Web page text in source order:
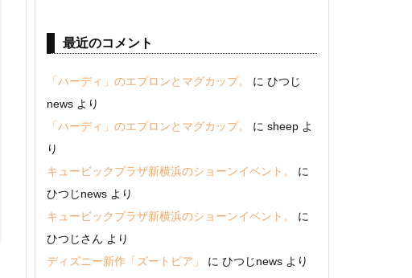
最近のコメント
「ハーディ」のエプロンとマグカップ。 に ひつじ
news より
「ハーディ」のエプロンとマグカップ。
に sheep よ
り
キュービックプラザ新横浜のショーンイベント。
に
ひつじnews より
キュービックプラザ新横浜のショーンイベント。
に
ひつじさん より
ディズニー新作「ズートピア」
に ひつじnews より